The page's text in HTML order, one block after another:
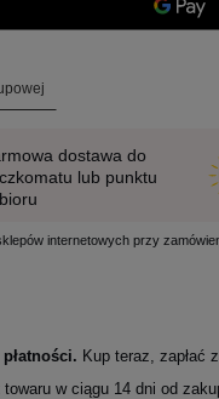
dostawa do
lub punktu
internetowych przy
Kup teraz, zapłać
w ciągu 14dni od